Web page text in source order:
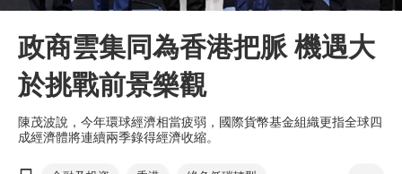
政商雲集同為香港把脈 機遇大
於挑戰前景樂觀
陳茂波說，今年環球經濟相當疲弱，國際貨幣基金組織更指全球四
成經濟體將連續兩季錄得經濟收縮。